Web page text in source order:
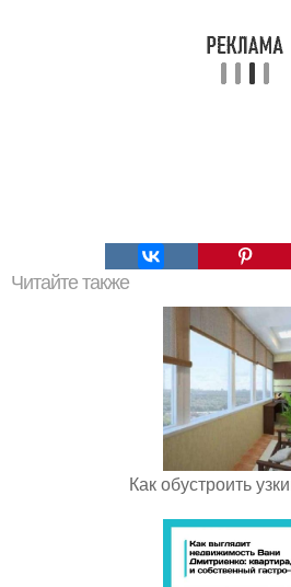
Читайте также
Как обустроить